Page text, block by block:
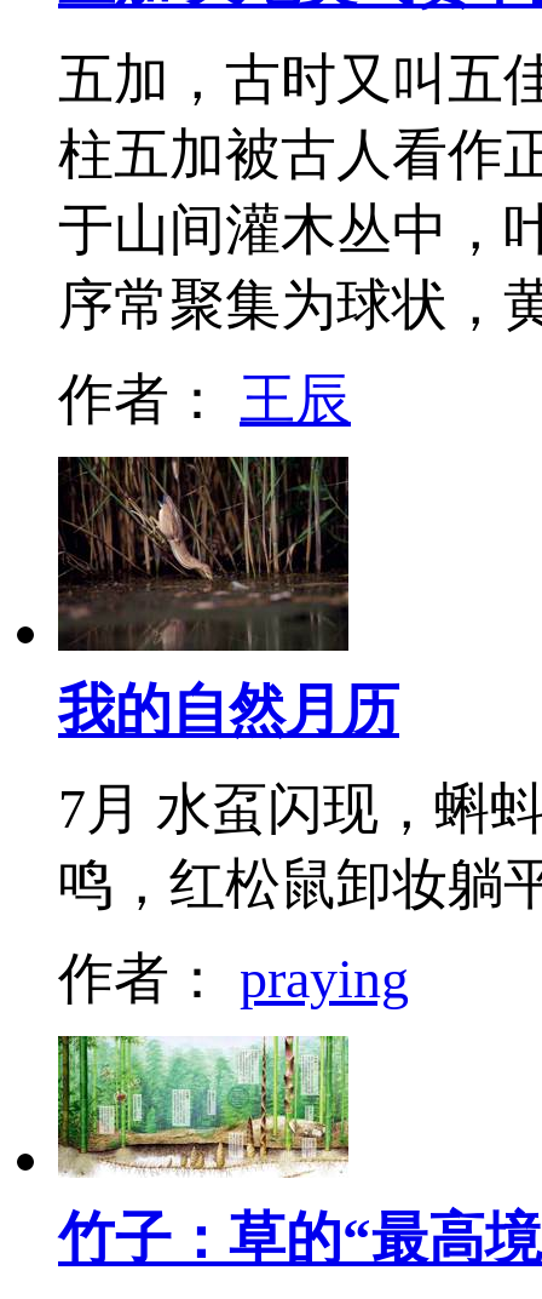
五加，古时又叫五
柱五加被古人看作
于山间灌木丛中，
序常聚集为球状
作者： 王辰
我的自然月历
7月 水虿闪现，蝌
鸣，红松鼠卸妆躺
作者： praying
竹子：草的“最高